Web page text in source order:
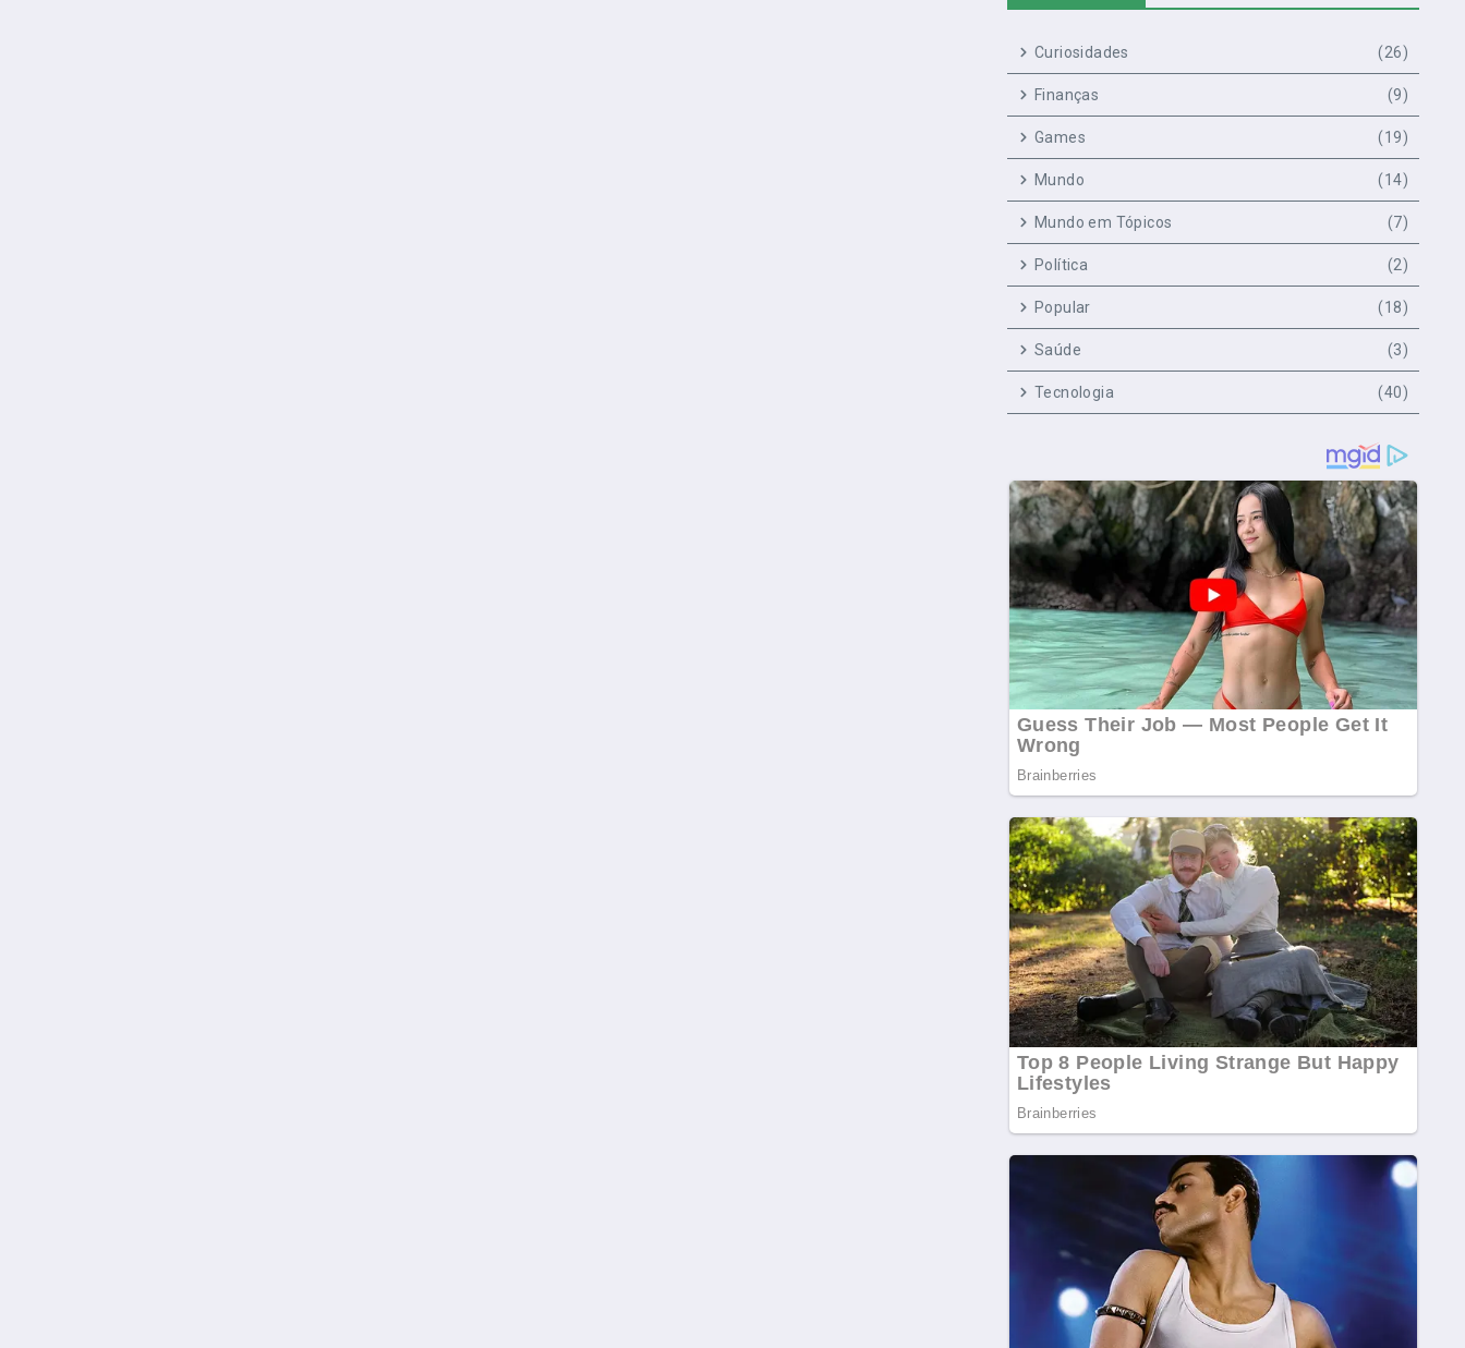
Curiosidades (26)
Finanças (9)
Games (19)
Mundo (14)
Mundo em Tópicos (7)
Política (2)
Popular (18)
Saúde (3)
Tecnologia (40)